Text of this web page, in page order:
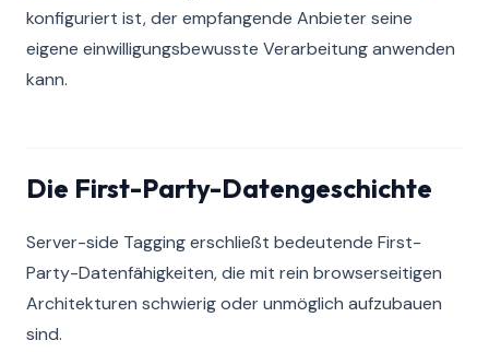
konfiguriert ist, der empfangende Anbieter seine
eigene einwilligungsbewusste Verarbeitung anwenden
kann.
Die First-Party-Datengeschichte
Server-side Tagging erschließt bedeutende First-
Party-Datenfähigkeiten, die mit rein browserseitigen
Architekturen schwierig oder unmöglich aufzubauen
sind.